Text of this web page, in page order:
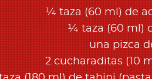
¼ taza (60 ml) de
¼ taza (60 ml)
una pizca
2 cucharaditas (10